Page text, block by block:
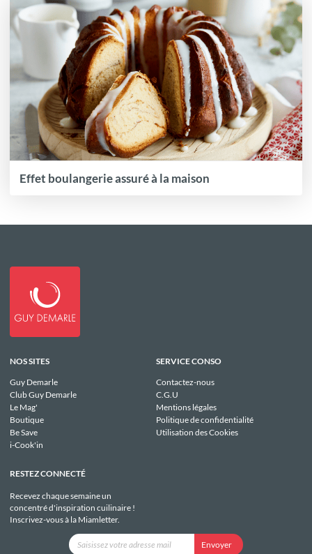
Effet boulangerie assuré à la maison
NOS SITES
Guy Demarle
Club Guy Demarle
Le Mag'
Boutique
Be Save
i-Cook'in
SERVICE CONSO
Contactez-nous
C.G.U
Mentions légales
Politique de confidentialité
Utilisation des Cookies
RESTEZ CONNECTÉ
Recevez chaque semaine un
concentré d'inspiration cuilinaire !
Inscrivez-vous à la Miamletter.